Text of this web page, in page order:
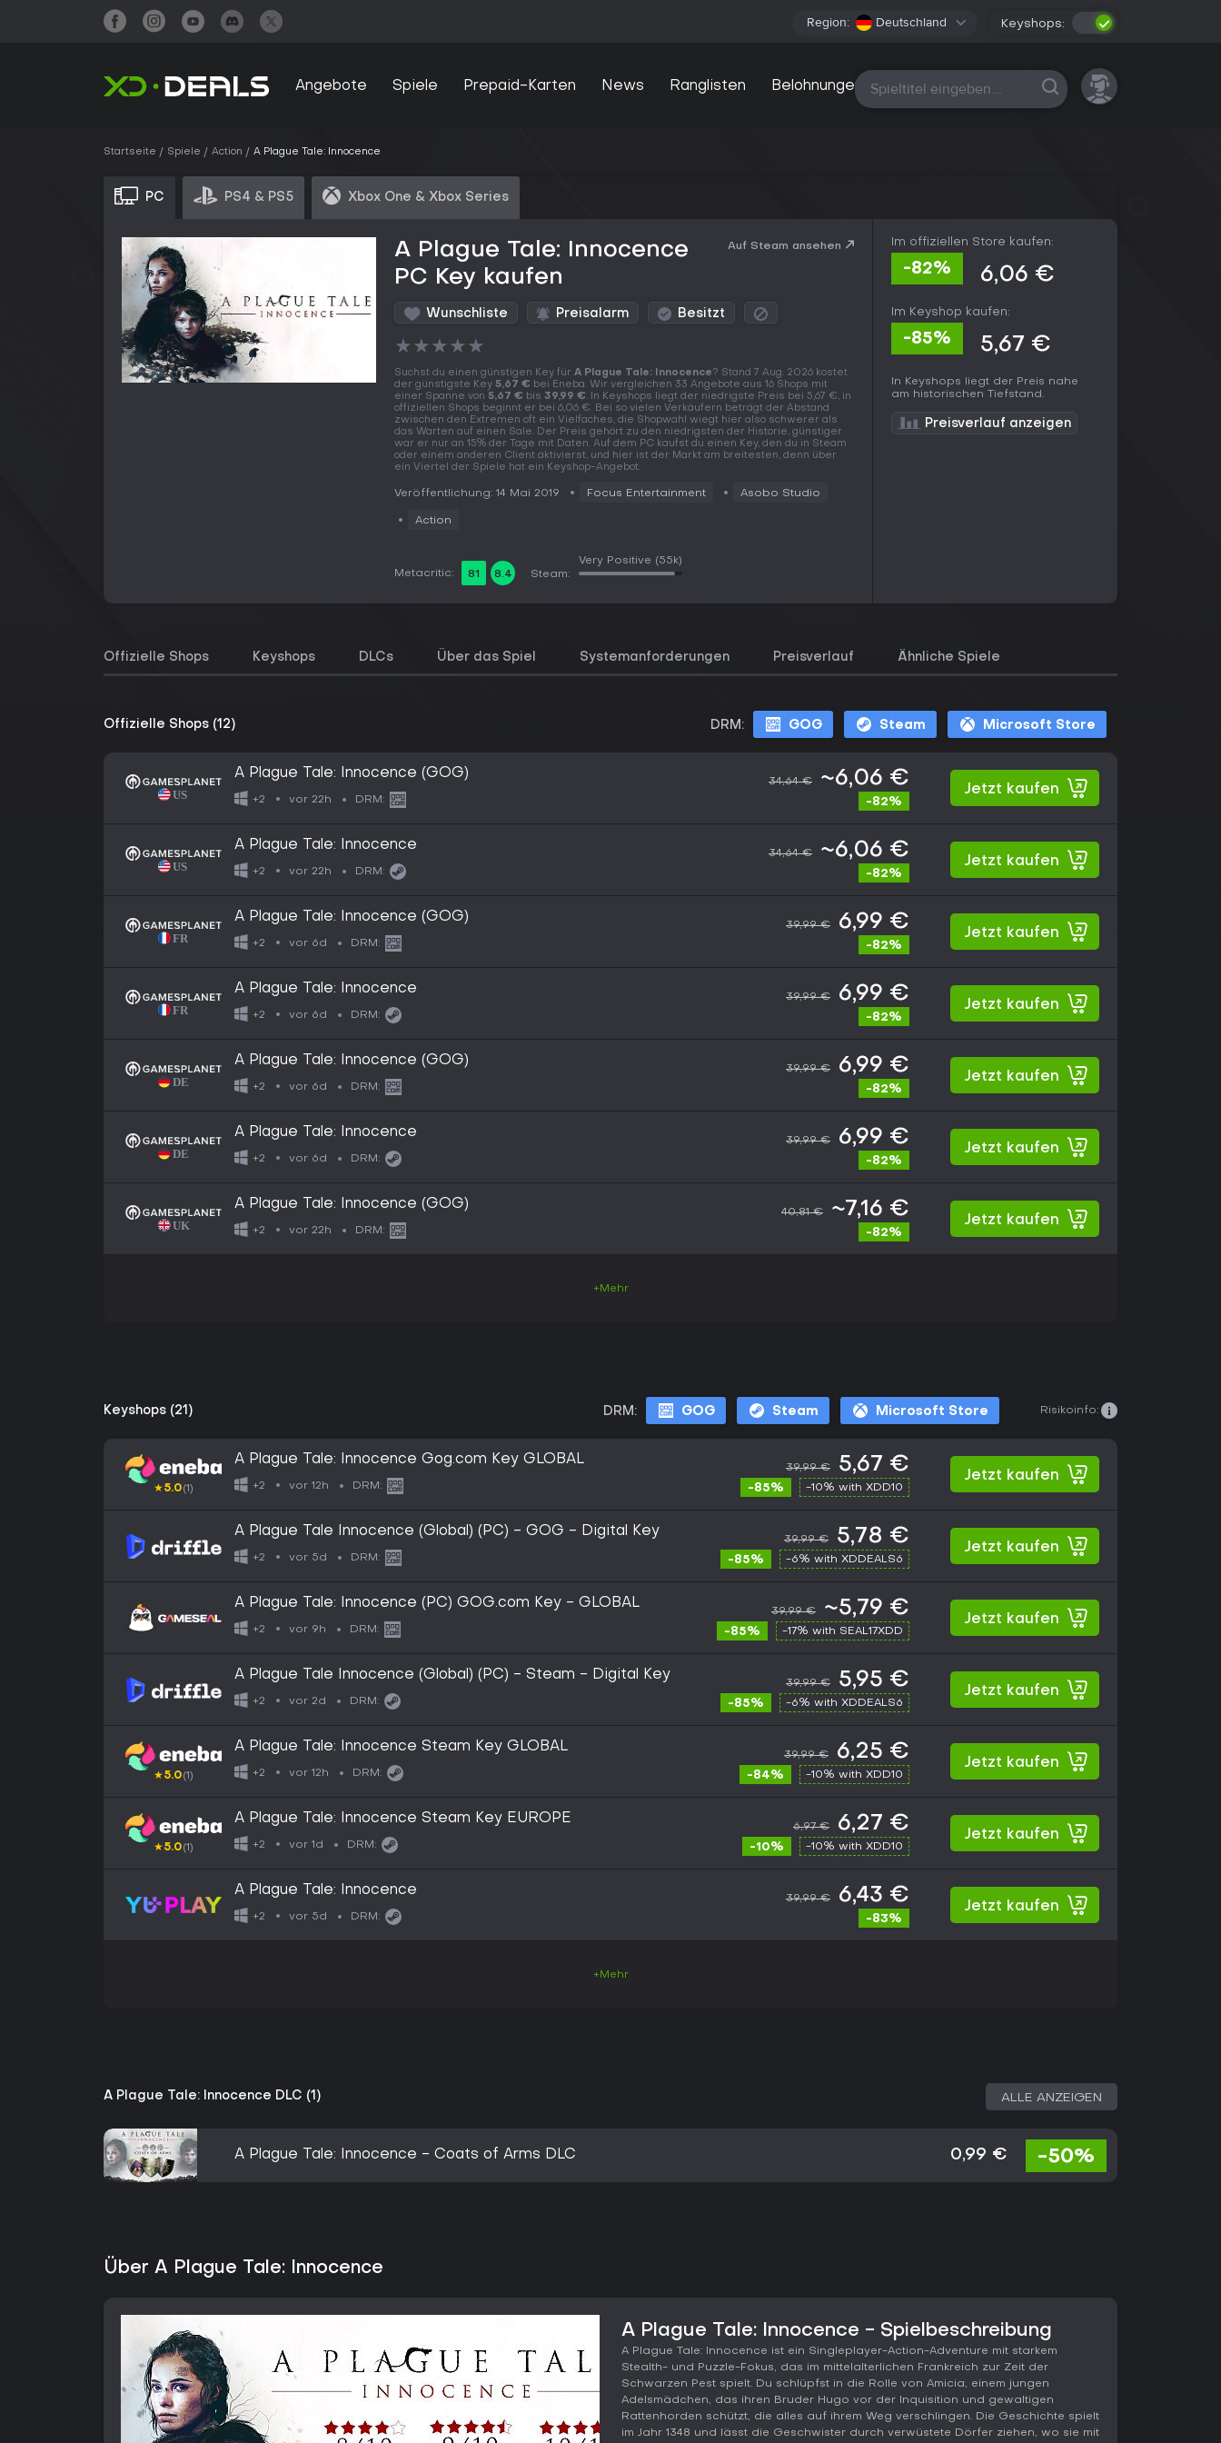
Region: Deutschland Keyshops:
Angebote Spiele Prepaid-Karten News Ranglisten Belohnungen Alle Plattformen
Startseite Spiele Action A Plague Tale: Innocence
PC PS4 & PS5 Xbox One & Xbox Series
A Plague Tale: Innocence
PC Key kaufen
Auf Steam ansehen
Wunschliste Preisalarm Besitzt
★★★★★
Suchst du einen günstigen Key für A Plague Tale: Innocence? Stand 7 Aug. 2026 kostet
der günstigste Key 5,67 € bei Eneba. Wir vergleichen 33 Angebote aus 16 Shops mit
einer Spanne von 5,67 € bis 39,99 €. In Keyshops liegt der niedrigste Preis bei 5,67 €, in
offiziellen Shops beginnt er bei 6,06 €. Bei so vielen Verkäufern beträgt der Abstand
zwischen den Extremen oft ein Vielfaches, die Shopwahl wiegt hier also schwerer als
das Warten auf einen Sale. Der Preis gehört zu den niedrigsten der Historie, günstiger
war er nur an 15% der Tage mit Daten. Auf dem PC kaufst du einen Key, den du in Steam
oder einem anderen Client aktivierst, und hier ist der Markt am breitesten, denn über
ein Viertel der Spiele hat ein Keyshop-Angebot.
Veröffentlichung: 14 Mai 2019 Focus Entertainment Asobo Studio
Action
Metacritic: 81 8.4 Steam:
Very Positive (55k)
Im offiziellen Store kaufen:
-82% 6,06 €
Im Keyshop kaufen:
-85% 5,67 €
In Keyshops liegt der Preis nahe
am historischen Tiefstand.
Preisverlauf anzeigen
Offizielle Shops Keyshops DLCs Über das Spiel Systemanforderungen Preisverlauf Ähnliche Spiele
Offizielle Shops (12) DRM: GOG Steam Microsoft Store
A Plague Tale: Innocence (GOG)
+2 vor 22h DRM:
34,64 € ~6,06 €
-82%
Jetzt kaufen
A Plague Tale: Innocence
+2 vor 22h DRM:
34,64 € ~6,06 €
-82%
Jetzt kaufen
A Plague Tale: Innocence (GOG)
+2 vor 6d DRM:
39,99 € 6,99 €
-82%
Jetzt kaufen
A Plague Tale: Innocence
+2 vor 6d DRM:
39,99 € 6,99 €
-82%
Jetzt kaufen
A Plague Tale: Innocence (GOG)
+2 vor 6d DRM:
39,99 € 6,99 €
-82%
Jetzt kaufen
A Plague Tale: Innocence
+2 vor 6d DRM:
39,99 € 6,99 €
-82%
Jetzt kaufen
A Plague Tale: Innocence (GOG)
+2 vor 22h DRM:
40,81 € ~7,16 €
-82%
Jetzt kaufen
+Mehr
Keyshops (21) DRM: GOG Steam Microsoft Store Risikoinfo:
★5.0(1)
A Plague Tale: Innocence Gog.com Key GLOBAL
+2 vor 12h DRM:
39,99 € 5,67 €
-85% -10% with XDD10
Jetzt kaufen
A Plague Tale Innocence (Global) (PC) - GOG - Digital Key
+2 vor 5d DRM:
39,99 € 5,78 €
-85% -6% with XDDEALS6
Jetzt kaufen
A Plague Tale: Innocence (PC) GOG.com Key - GLOBAL
+2 vor 9h DRM:
39,99 € ~5,79 €
-85% -17% with SEAL17XDD
Jetzt kaufen
A Plague Tale Innocence (Global) (PC) - Steam - Digital Key
+2 vor 2d DRM:
39,99 € 5,95 €
-85% -6% with XDDEALS6
Jetzt kaufen
★5.0(1)
A Plague Tale: Innocence Steam Key GLOBAL
+2 vor 12h DRM:
39,99 € 6,25 €
-84% -10% with XDD10
Jetzt kaufen
★5.0(1)
A Plague Tale: Innocence Steam Key EUROPE
+2 vor 1d DRM:
6,97 € 6,27 €
-10% -10% with XDD10
Jetzt kaufen
A Plague Tale: Innocence
+2 vor 5d DRM:
39,99 € 6,43 €
-83%
Jetzt kaufen
+Mehr
A Plague Tale: Innocence DLC (1) ALLE ANZEIGEN
A Plague Tale: Innocence - Coats of Arms DLC 0,99 € -50%
Über A Plague Tale: Innocence
A Plague Tale: Innocence - Spielbeschreibung
A Plague Tale: Innocence ist ein Singleplayer-Action-Adventure mit starkem
Stealth- und Puzzle-Fokus, das im mittelalterlichen Frankreich zur Zeit der
Schwarzen Pest spielt. Du schlüpfst in die Rolle von Amicia, einem jungen
Adelsmädchen, das ihren Bruder Hugo vor der Inquisition und gewaltigen
Rattenhorden schützt, die alles auf ihrem Weg verschlingen. Die Geschichte spielt
im Jahr 1348 und lässt die Geschwister durch verwüstete Dörfer ziehen, wo sie mit